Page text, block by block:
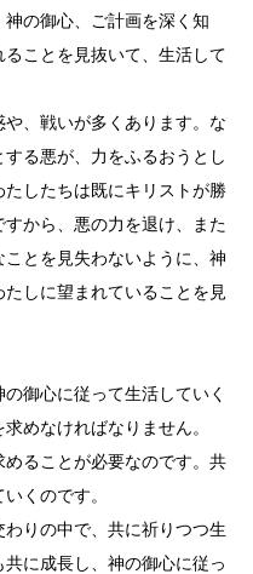
の御心、ご計画を深く知
ことを見抜いて、生活して
、戦いが多くあります。な
る悪が、力をふるおうとし
したちは既にキリストが勝
から、悪の力を退け、また
とを見失わないように、神
しに望まれていることを見
御心に従って生活していく
めなければなりません。
ることが必要なのです。共
くのです。
りの中で、共に祈りつつ生
に成長し、神の御心に従っ